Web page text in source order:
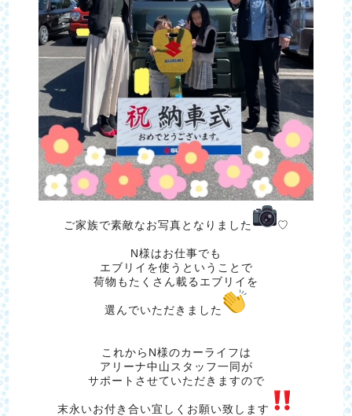
ご家族で素敵なお写真となりました ♡
N様はお仕事でも
エブリイを使うということで
荷物もたくさん載るエブリイを
選んでいただきました
これからN様のカーライフは
アリーナ中山スタッフ一同が
サポートさせていただきますので
末永いお付き合い宜しくお願い致します